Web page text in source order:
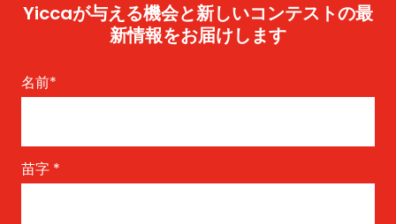
Yiccaが与える機会と新しいコンテストの最
新情報をお届けします
名前*
苗字 *